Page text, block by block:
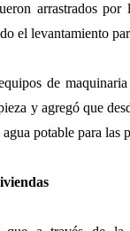
arrastrados
el levantamiento
de
y agregó que
potable para las